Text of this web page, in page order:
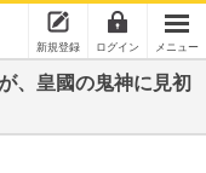
新規登録 ログイン メニュー
、皇國の鬼神に見初